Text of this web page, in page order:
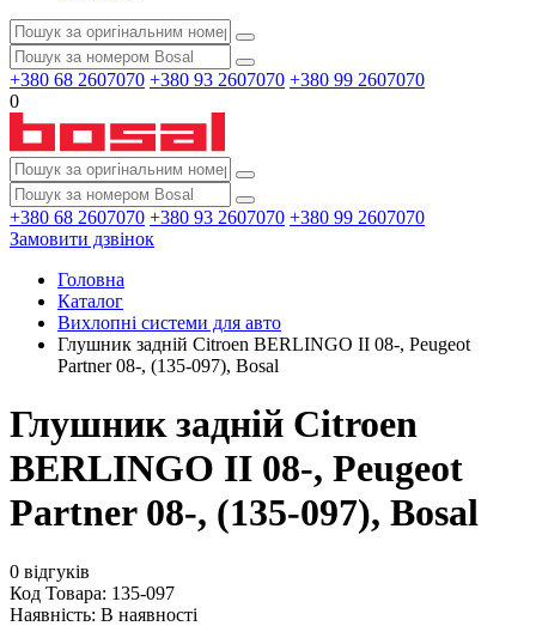
+380 68 2607070 +380 93 2607070 +380 99 2607070
0
+380 68 2607070 +380 93 2607070 +380 99 2607070
Замовити дзвінок
Головна
Каталог
Вихлопні системи для авто
Глушник задній Citroen BERLINGO II 08-, Peugeot
Partner 08-, (135-097), Bosal
Глушник задній Citroen
BERLINGO II 08-, Peugeot
Partner 08-, (135-097), Bosal
0 відгуків
Код Товара: 135-097
Наявність: В наявності